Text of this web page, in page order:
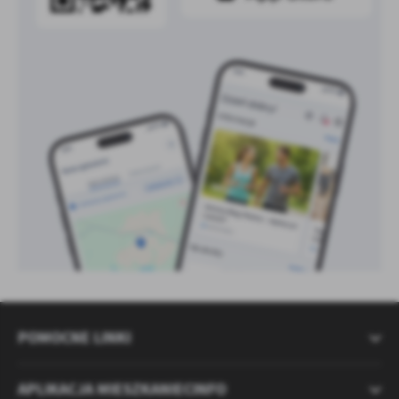
POMOCNE LINKI
APLIKACJA MIESZKANIECINFO